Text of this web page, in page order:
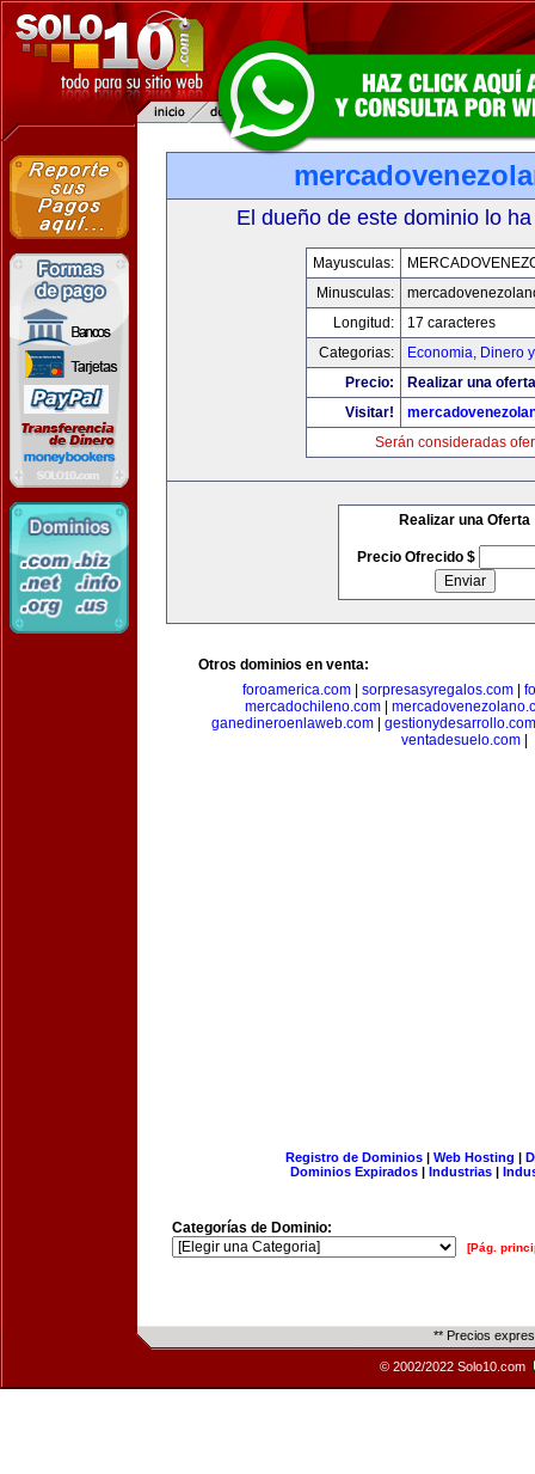
El dueño de este dominio lo
Mayusculas:
Minusculas:
Longitud:
17 caracteres
Categorias:
Economia, Dinero
Precio:
Realizar una
Visitar!
Serán consideradas
Realizar una Oferta
Precio Ofrecido $
Otros dominios en venta:
foroamerica.com
sorpresasyregalos.com
mercadochileno.com
ganedineroenlaweb.com
gestionydesarrollo.com
ventadesuelo.com
Registro de Dominios| Web Hosting |
Dominios Expirados | Industrias |
Categorías de Dominio:
[Pág.
** Precios
© 2002/2022 Solo10.com